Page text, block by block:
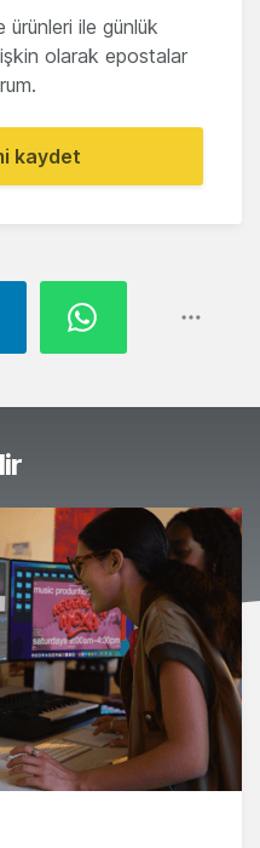
ile günlük
olarak epostalar
kaydet